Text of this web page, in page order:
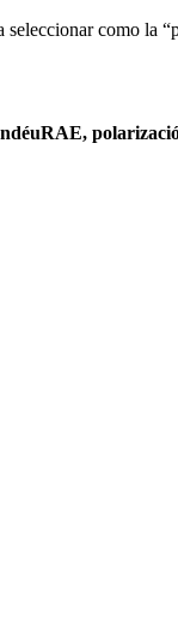
como la